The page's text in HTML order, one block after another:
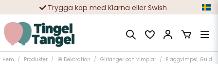
Trygga köp med Klarna eller Swish
10 000-tals nöjda kunder
Hem Produkter 💟 Dekoration Girlanger och vimplar Flaggvimpel, Guld